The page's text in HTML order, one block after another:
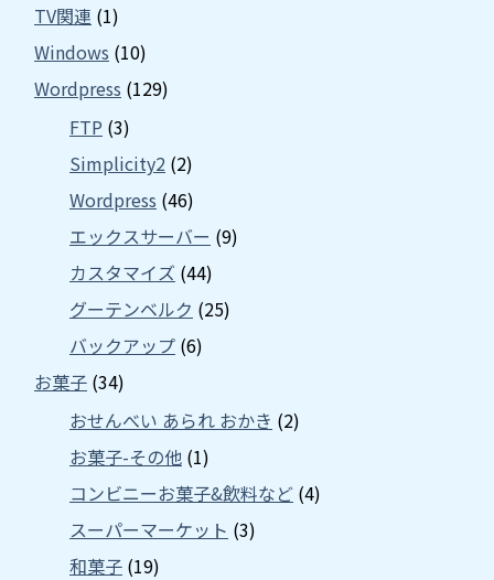
TV関連 (1)
Windows (10)
Wordpress (129)
FTP (3)
Simplicity2 (2)
Wordpress (46)
エックスサーバー (9)
カスタマイズ (44)
グーテンベルク (25)
バックアップ (6)
お菓子 (34)
おせんべい あられ おかき (2)
お菓子-その他 (1)
コンビニーお菓子&飲料など (4)
スーパーマーケット (3)
和菓子 (19)